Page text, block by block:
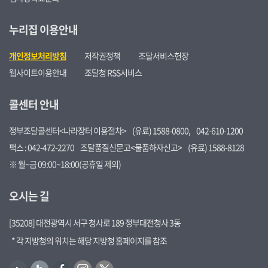
누리집 이용안내
개인정보처리방침 저작권정책
조달서비스헌장
웹사이트이용안내
조달청 RSS서비스
콜센터 안내
정부조달콜센터<나라장터 이용절차> (유료) 1588-0800, 042-610-1200
팩스 : 042-472-2270 조달품질신문고<물품하자신고> (유료) 1588-8128
※ 월~금 09:00~18:00(공휴일 제외)
오시는 길
[35208] 대전광역시 서구 청사로 189 정부대전청사 3동
* 각 지방청의 위치는 해당 지방청 홈페이지를 참조